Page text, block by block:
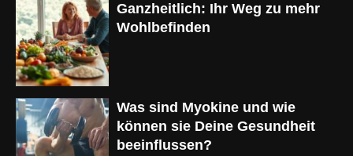
Ganzheitlich: Ihr Weg zu mehr
Wohlbefinden
Was sind Myokine und wie
können sie Deine Gesundheit
beeinflussen?